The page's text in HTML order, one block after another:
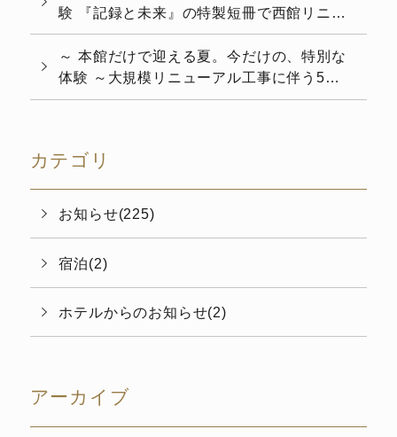
験 『記録と未来』の特製短冊で西館リニュ
ーアルを演出 七夕飾りの設置について
～ 本館だけで迎える夏。今だけの、特別な
体験 ～大規模リニューアル工事に伴う5カ
月間の休館を経て、6月4日（木）より本館
カテゴリ
お知らせ(225)
宿泊(2)
ホテルからのお知らせ(2)
アーカイブ